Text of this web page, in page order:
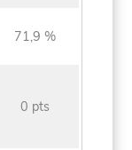
71,9 %
0 pts